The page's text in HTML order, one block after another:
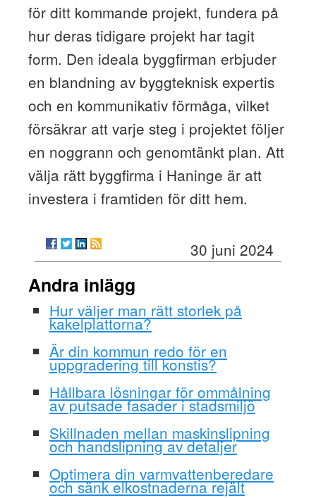
för ditt kommande projekt, fundera på
hur deras tidigare projekt har tagit
form. Den ideala byggfirman erbjuder
en blandning av byggteknisk expertis
och en kommunikativ förmåga, vilket
försäkrar att varje steg i projektet följer
en noggrann och genomtänkt plan. Att
välja rätt byggfirma i Haninge är att
investera i framtiden för ditt hem.
30 juni 2024
Andra inlägg
Hur väljer man rätt storlek på
kakelplattorna?
Är din kommun redo för en
uppgradering till konstis?
Hållbara lösningar för ommålning
av putsade fasader i stadsmiljö
Skillnaden mellan maskinslipning
och handslipning av detaljer
Optimera din varmvattenberedare
och sänk elkostnaderna rejält